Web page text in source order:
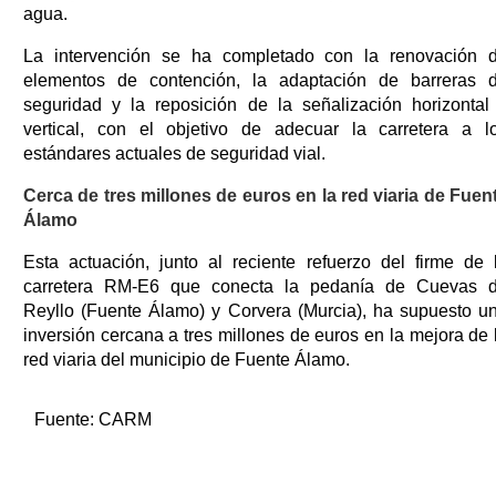
agua.
La intervención se ha completado con la renovación
elementos de contención, la adaptación de barreras
seguridad y la reposición de la señalización horizontal
vertical, con el objetivo de adecuar la carretera a
estándares actuales de seguridad vial.
Cerca de tres millones de euros en la red viaria de
Álamo
Esta actuación, junto al reciente refuerzo del firme de
carretera RM-E6 que conecta la pedanía de Cuevas
Reyllo (Fuente Álamo) y Corvera (Murcia), ha supuesto
inversión cercana a tres millones de euros en la mejora de
red viaria del municipio de Fuente Álamo.
Fuente: CARM